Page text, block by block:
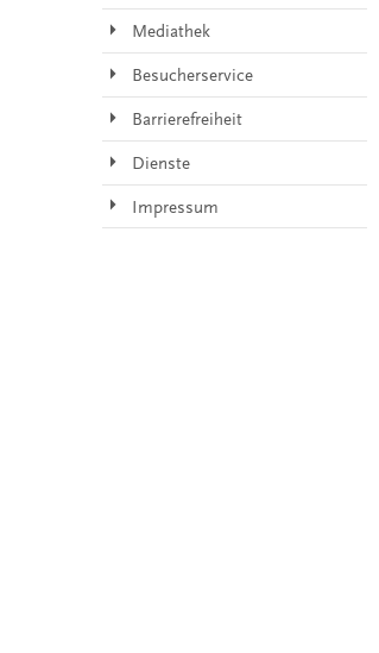
Mediathek
Besucherservice
Barrierefreiheit
Dienste
Impressum